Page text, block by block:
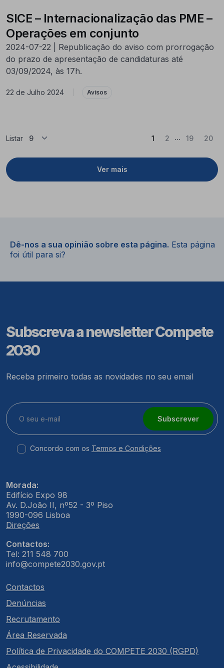
SICE – Internacionalização das PME –
Operações em conjunto
2024-07-22 | Republicação do aviso com prorrogação
do prazo de apresentação de candidaturas até
03/09/2024, às 17h.
22 de Julho 2024 Avisos
Listar
Ver mais
1 (Atual)
2 ... 19 20
Dê-nos a sua opinião sobre esta página. Esta página
foi útil para si?
Subscreva a newsletter Compete
2030
Receba primeiro todas as novidades no seu email
Subscrever
Concordo com os Termos e Condições
Morada:
Edifício Expo 98
Av. D.João II, nº52 - 3º Piso
1990-096 Lisboa
Direções
Contactos:
Tel: 211 548 700
info@compete2030.gov.pt
Contactos
Denúncias
Recrutamento
Área Reservada
Política de Privacidade do COMPETE 2030 (RGPD)